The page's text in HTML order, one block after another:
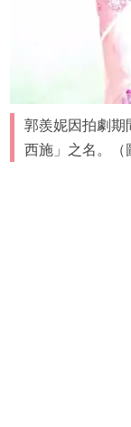
郭羨妮因拍劇期
西施」之名。（